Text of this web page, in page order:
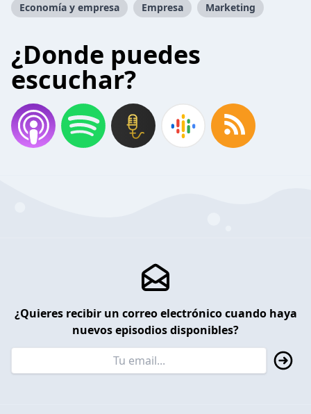
Economía y empresa Empresa Marketing
¿Donde puedes
escuchar?
¿Quieres recibir un correo electrónico cuando haya
nuevos episodios disponibles?